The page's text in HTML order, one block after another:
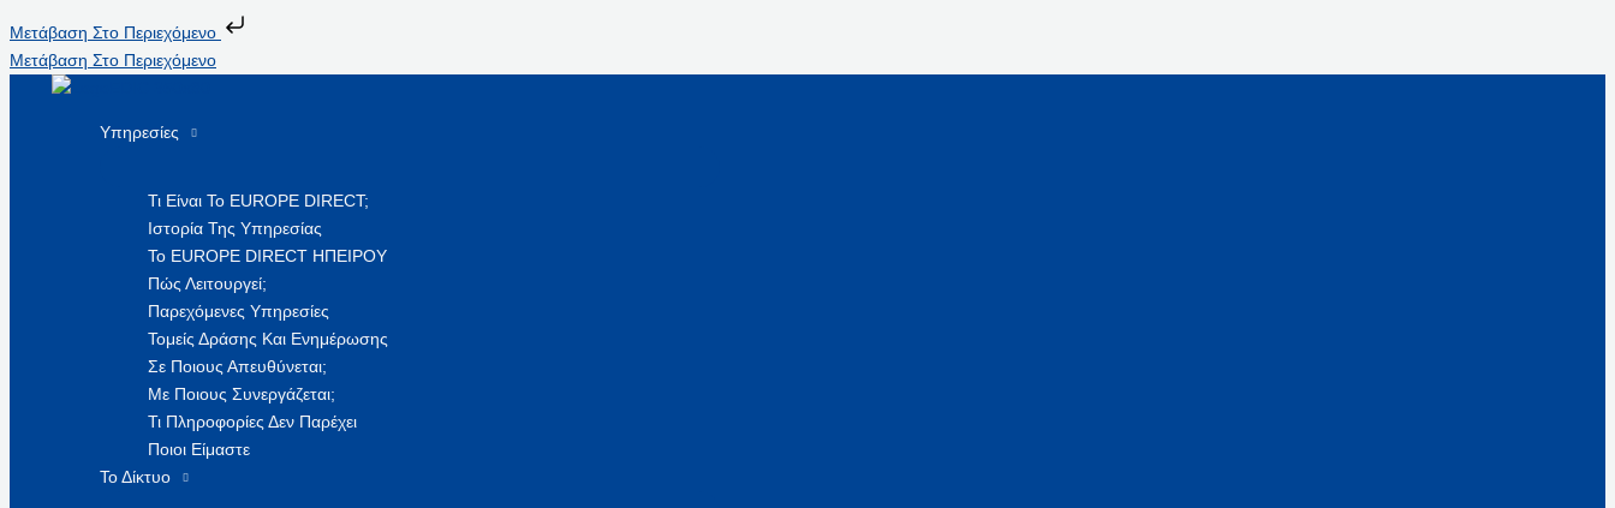
Μετάβαση Στο Περιεχόμενο
Μετάβαση Στο Περιεχόμενο
Υπηρεσίες
Τι Είναι Το EUROPE DIRECT;
Ιστορία Της Υπηρεσίας
Το EUROPE DIRECT ΗΠΕΙΡΟΥ
Πώς Λειτουργεί;
Παρεχόμενες Υπηρεσίες
Τομείς Δράσης Και Ενημέρωσης
Σε Ποιους Απευθύνεται;
Με Ποιους Συνεργάζεται;
Τι Πληροφορίες Δεν Παρέχει
Ποιοι Είμαστε
Το Δίκτυο